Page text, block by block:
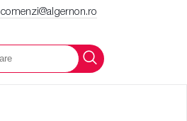
comenzi@algernon.ro